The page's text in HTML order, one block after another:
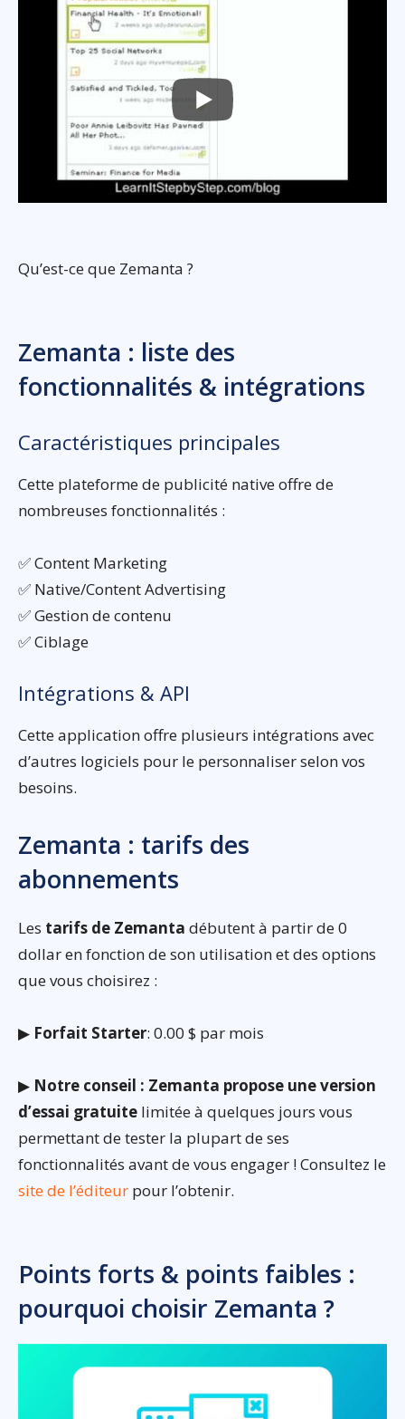
Qu’est-ce que Zemanta ?
Zemanta : liste des
fonctionnalités & intégrations
Caractéristiques principales
Cette plateforme de publicité native offre de
nombreuses fonctionnalités :
✅ Content Marketing
✅ Native/Content Advertising
✅ Gestion de contenu
✅ Ciblage
Intégrations & API
Cette application offre plusieurs intégrations avec
d’autres logiciels pour le personnaliser selon vos
besoins.
Zemanta : tarifs des
abonnements
Les tarifs de Zemanta débutent à partir de 0
dollar en fonction de son utilisation et des options
que vous choisirez :
▶ Forfait Starter: 0.00 $ par mois
▶ Notre conseil : Zemanta propose une version
d’essai gratuite limitée à quelques jours vous
permettant de tester la plupart de ses
fonctionnalités avant de vous engager ! Consultez le
site de l’éditeur pour l’obtenir.
Points forts & points faibles :
pourquoi choisir Zemanta ?